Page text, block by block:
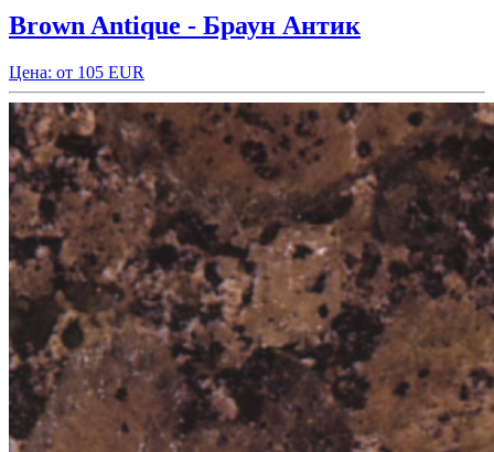
Brown Antique - Браун Антик
Цена: от 105 EUR